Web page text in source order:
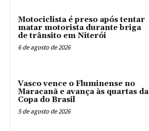
Motociclista é preso após tentar
matar motorista durante briga
de trânsito em Niterói
6 de agosto de 2026
Vasco vence o Fluminense no
Maracanã e avança às quartas da
Copa do Brasil
5 de agosto de 2026